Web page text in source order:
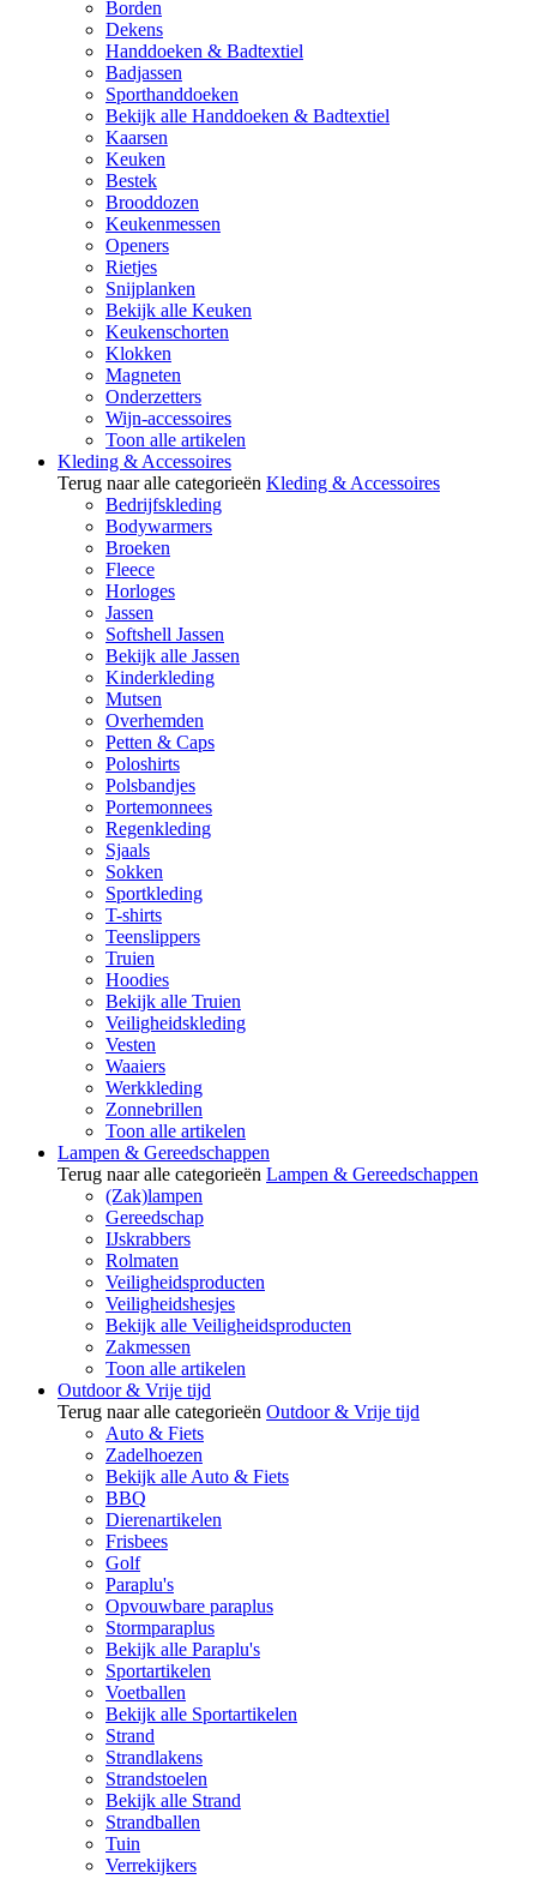
Borden
Dekens
Handdoeken & Badtextiel
Badjassen
Sporthanddoeken
Bekijk alle Handdoeken & Badtextiel
Kaarsen
Keuken
Bestek
Brooddozen
Keukenmessen
Openers
Rietjes
Snijplanken
Bekijk alle Keuken
Keukenschorten
Klokken
Magneten
Onderzetters
Wijn-accessoires
Toon alle artikelen
Kleding & Accessoires
Terug naar alle categorieën Kleding & Accessoires
Bedrijfskleding
Bodywarmers
Broeken
Fleece
Horloges
Jassen
Softshell Jassen
Bekijk alle Jassen
Kinderkleding
Mutsen
Overhemden
Petten & Caps
Poloshirts
Polsbandjes
Portemonnees
Regenkleding
Sjaals
Sokken
Sportkleding
T-shirts
Teenslippers
Truien
Hoodies
Bekijk alle Truien
Veiligheidskleding
Vesten
Waaiers
Werkkleding
Zonnebrillen
Toon alle artikelen
Lampen & Gereedschappen
Terug naar alle categorieën Lampen & Gereedschappen
(Zak)lampen
Gereedschap
IJskrabbers
Rolmaten
Veiligheidsproducten
Veiligheidshesjes
Bekijk alle Veiligheidsproducten
Zakmessen
Toon alle artikelen
Outdoor & Vrije tijd
Terug naar alle categorieën Outdoor & Vrije tijd
Auto & Fiets
Zadelhoezen
Bekijk alle Auto & Fiets
BBQ
Dierenartikelen
Frisbees
Golf
Paraplu's
Opvouwbare paraplus
Stormparaplus
Bekijk alle Paraplu's
Sportartikelen
Voetballen
Bekijk alle Sportartikelen
Strand
Strandlakens
Strandstoelen
Bekijk alle Strand
Strandballen
Tuin
Verrekijkers